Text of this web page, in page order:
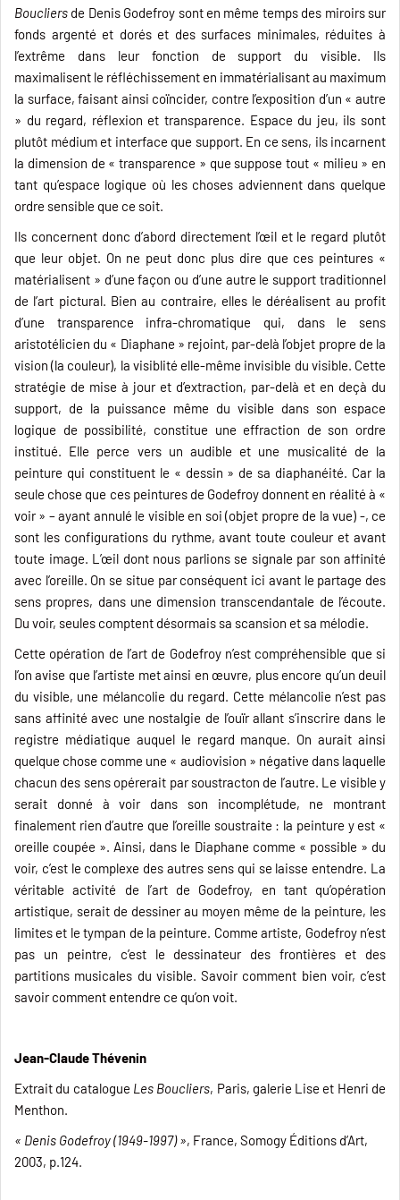
Boucliers de Denis Godefroy sont en même temps des miroirs sur
fonds argenté et dorés et des surfaces minimales, réduites à
l’extrême dans leur fonction de support du visible. Ils
maximalisent le réfléchissement en immatérialisant au maximum
la surface, faisant ainsi coïncider, contre l’exposition d’un « autre
» du regard, réflexion et transparence. Espace du jeu, ils sont
plutôt médium et interface que support. En ce sens, ils incarnent
la dimension de « transparence » que suppose tout « milieu » en
tant qu’espace logique où les choses adviennent dans quelque
ordre sensible que ce soit.
Ils concernent donc d’abord directement l’œil et le regard plutôt
que leur objet. On ne peut donc plus dire que ces peintures «
matérialisent » d’une façon ou d’une autre le support traditionnel
de l’art pictural. Bien au contraire, elles le déréalisent au profit
d’une transparence infra-chromatique qui, dans le sens
aristotélicien du « Diaphane » rejoint, par-delà l’objet propre de la
vision (la couleur), la visiblité elle-même invisible du visible. Cette
stratégie de mise à jour et d’extraction, par-delà et en deçà du
support, de la puissance même du visible dans son espace
logique de possibilité, constitue une effraction de son ordre
institué. Elle perce vers un audible et une musicalité de la
peinture qui constituent le « dessin » de sa diaphanéité. Car la
seule chose que ces peintures de Godefroy donnent en réalité à «
voir » – ayant annulé le visible en soi (objet propre de la vue) -, ce
sont les configurations du rythme, avant toute couleur et avant
toute image. L’œil dont nous parlions se signale par son affinité
avec l’oreille. On se situe par conséquent ici avant le partage des
sens propres, dans une dimension transcendantale de l’écoute.
Du voir, seules comptent désormais sa scansion et sa mélodie.
Cette opération de l’art de Godefroy n’est compréhensible que si
l’on avise que l’artiste met ainsi en œuvre, plus encore qu’un deuil
du visible, une mélancolie du regard. Cette mélancolie n’est pas
sans affinité avec une nostalgie de l’ouïr allant s’inscrire dans le
registre médiatique auquel le regard manque. On aurait ainsi
quelque chose comme une « audiovision » négative dans laquelle
chacun des sens opérerait par soustracton de l’autre. Le visible y
serait donné à voir dans son incomplétude, ne montrant
finalement rien d’autre que l’oreille soustraite : la peinture y est «
oreille coupée ». Ainsi, dans le Diaphane comme « possible » du
voir, c’est le complexe des autres sens qui se laisse entendre. La
véritable activité de l’art de Godefroy, en tant qu’opération
artistique, serait de dessiner au moyen même de la peinture, les
limites et le tympan de la peinture. Comme artiste, Godefroy n’est
pas un peintre, c’est le dessinateur des frontières et des
partitions musicales du visible. Savoir comment bien voir, c’est
savoir comment entendre ce qu’on voit.
Jean-Claude Thévenin
Extrait du catalogue Les Boucliers, Paris, galerie Lise et Henri de
Menthon.
« Denis Godefroy (1949-1997) », France, Somogy Éditions d’Art,
2003, p.124.